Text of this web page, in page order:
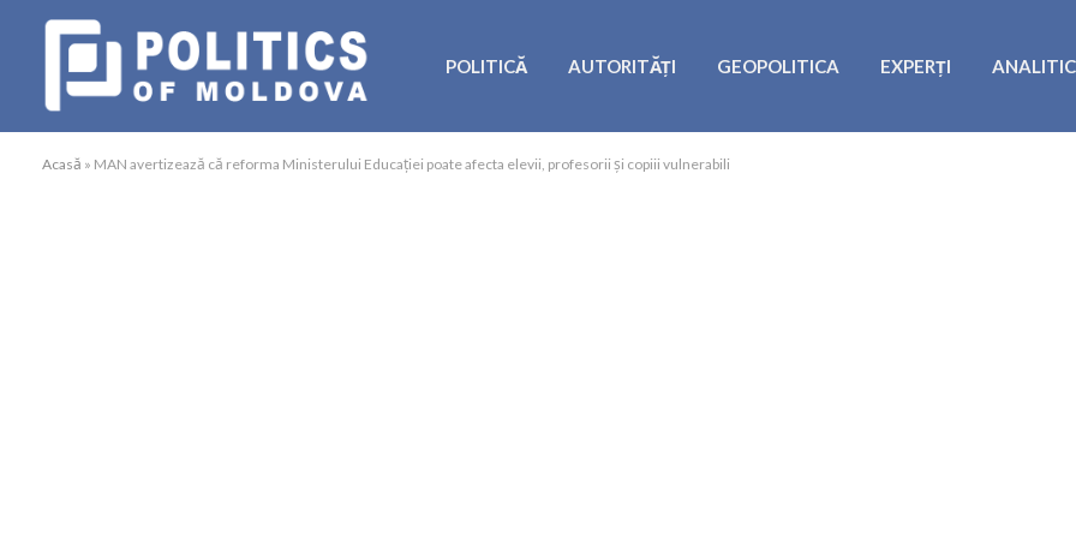
POLITICĂ AUTORITĂȚI GEOPOLITICA EXPERȚI
Acasă » MAN avertizează că reforma Ministerului Educației poate afecta elevii, profesorii și copiii vulnerabili